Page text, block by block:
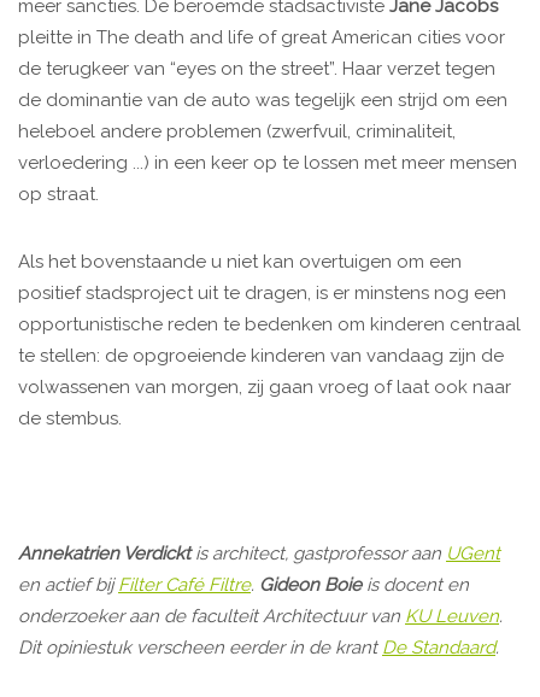
meer sancties. De beroemde stadsactiviste Jane Jacobs
pleitte in The death and life of great American cities voor
de terugkeer van “eyes on the street”. Haar verzet tegen
de dominantie van de auto was tegelijk een strijd om een
heleboel andere problemen (zwerfvuil, criminaliteit,
verloedering ...) in een keer op te lossen met meer mensen
op straat.
Als het bovenstaande u niet kan overtuigen om een
positief stadsproject uit te dragen, is er minstens nog een
opportunistische reden te bedenken om kinderen centraal
te stellen: de opgroeiende kinderen van vandaag zijn de
volwassenen van morgen, zij gaan vroeg of laat ook naar
de stembus.
Annekatrien Verdicktis architect, gastprofessor aan UGent
en actief bijFilter Café Filtre. Gideon Boieis docent en
onderzoeker aan de faculteit Architectuur van KU Leuven.
Dit opiniestuk verscheen eerder in de krant De Standaard.